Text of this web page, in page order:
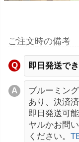
ご注文時の備考
即日発送で
ブルーミン
あり、決済
即日発送可
ヤルかお問
ください。